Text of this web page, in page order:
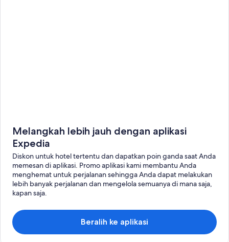
Melangkah lebih jauh dengan aplikasi
Expedia
Diskon untuk hotel tertentu dan dapatkan poin ganda saat Anda
memesan di aplikasi. Promo aplikasi kami membantu Anda
menghemat untuk perjalanan sehingga Anda dapat melakukan
lebih banyak perjalanan dan mengelola semuanya di mana saja,
kapan saja.
Beralih ke aplikasi